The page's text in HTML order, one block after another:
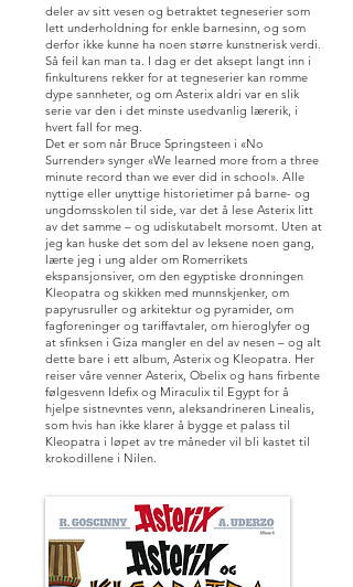
deler av sitt vesen og betraktet tegneserier som
lett underholdning for enkle barnesinn, og som
derfor ikke kunne ha noen større kunstnerisk verdi.
Så feil kan man ta. I dag er det aksept langt inn i
finkulturens rekker for at tegneserier kan romme
dype sannheter, og om Asterix aldri var en slik
serie var den i det minste usedvanlig lærerik, i
hvert fall for meg.
Det er som når Bruce Springsteen i «No
Surrender» synger «We learned more from a three
minute record than we ever did in school». Alle
nyttige eller unyttige historietimer på barne- og
ungdomsskolen til side, var det å lese Asterix litt
av det samme – og udiskutabelt morsomt. Uten at
jeg kan huske det som del av leksene noen gang,
lærte jeg i ung alder om Romerrikets
ekspansjonsiver, om den egyptiske dronningen
Kleopatra og skikken med munnskjenker, om
papyrusruller og arkitektur og pyramider, om
fagforeninger og tariffavtaler, om hieroglyfer og
at sfinksen i Giza mangler en del av nesen – og alt
dette bare i ett album, Asterix og Kleopatra. Her
reiser våre venner Asterix, Obelix og hans firbente
følgesvenn Idefix og Miraculix til Egypt for å
hjelpe sistnevntes venn, aleksandrineren Linealis,
som hvis han ikke klarer å bygge et palass til
Kleopatra i løpet av tre måneder vil bli kastet til
krokodillene i Nilen.